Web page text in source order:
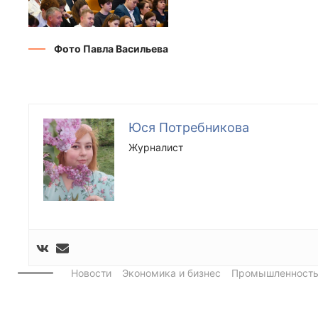
Фото Павла Васильева
Юся Потребникова
Журналист
Новости Экономика и бизнес Промышленность